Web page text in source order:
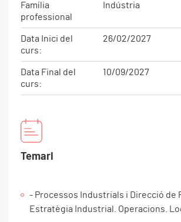
Família
professional
Indústria
Data Inici del
curs:
26/02/2027
Data Final del
curs:
10/09/2027
Temari
- Processos Industrials i Direcció de
Estratègia Industrial. Operacions.